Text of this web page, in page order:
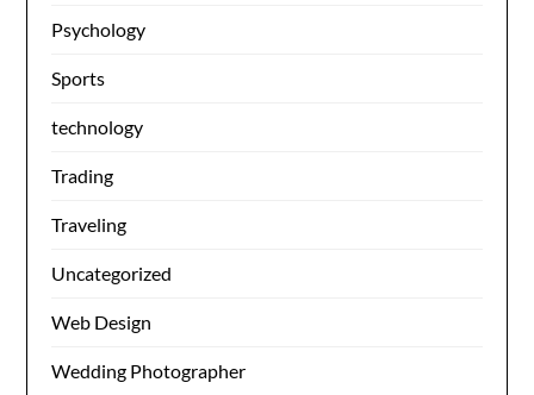
Psychology
Sports
technology
Trading
Traveling
Uncategorized
Web Design
Wedding Photographer